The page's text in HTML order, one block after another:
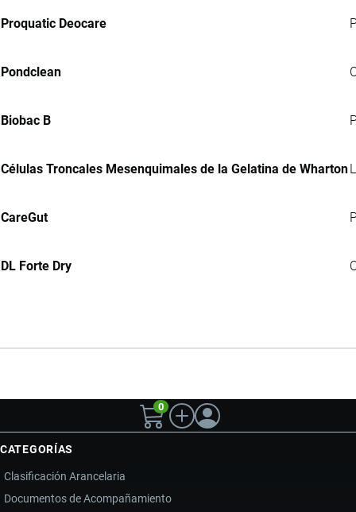
Proquatic Deocare
Pondclean
Biobac B
Células Troncales Mesenquimales de la Gelatina de Wharton
CareGut
DL Forte Dry
0
CATEGORÍAS
Clasificación Arancelaria
Documentos de Acompañamiento